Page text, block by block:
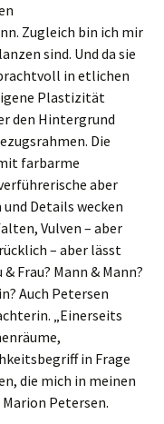
Zugleich bin ich mir
sind. Und da sie
in etlichen
Plastizität
den Hintergrund
Die
farbarme
aber
Details wecken
Vulven – aber
– aber lässt
Frau? Mann & Mann?
Auch Petersen
„Einerseits
in Frage
die mich in meinen
Petersen.